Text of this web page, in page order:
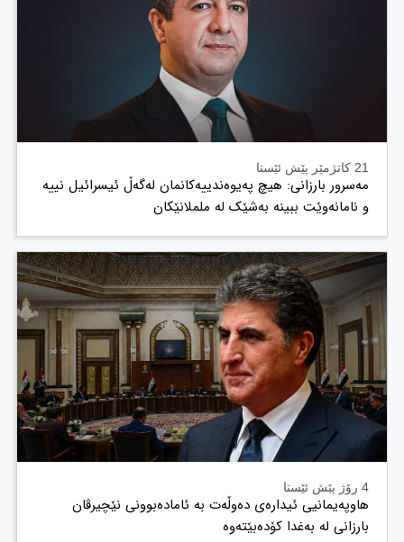
21 کاتژمێر پێش ئێستا
مەسرور بارزانی: هیچ پەیوەندییەکانمان لەگەڵ ئیسرائیل نییە
و نامانەوێت ببینە بەشێک لە ململانێکان
4 رۆژ پێش ئێستا
هاوپەیمانیی ئیدارەی دەوڵەت بە ئامادەبوونی نێچیرڤان
بارزانی لە بەغدا کۆدەبێتەوە